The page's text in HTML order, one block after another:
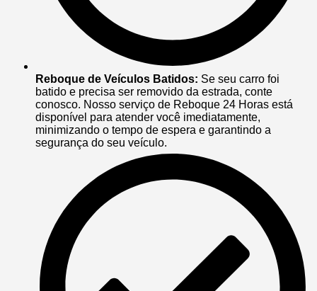
Reboque de Veículos Batidos: Se seu carro foi
batido e precisa ser removido da estrada, conte
conosco. Nosso serviço de Reboque 24 Horas está
disponível para atender você imediatamente,
minimizando o tempo de espera e garantindo a
segurança do seu veículo.